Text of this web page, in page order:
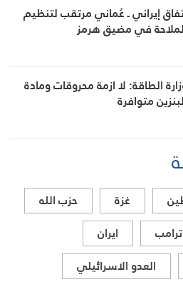
إيراني ـ عُماني مرتقب لتنظيم
في مضيق هرمز
الطاقة: لا ازمة محروقات ومادة
متوافرة
غزة
حزب الله
ترامب
ايران
العدو الاسرائيلي